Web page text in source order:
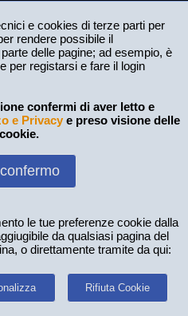
e cookies di terze parti per
rendere possibile il
delle pagine; ad esempio, è
per registarsi e fare il login
confermi di aver letto e
e Privacy e preso visione delle
le tue preferenze cookie dalla
da qualsiasi pagina del
o direttamente tramite da qui:
Rifiuta Cookie